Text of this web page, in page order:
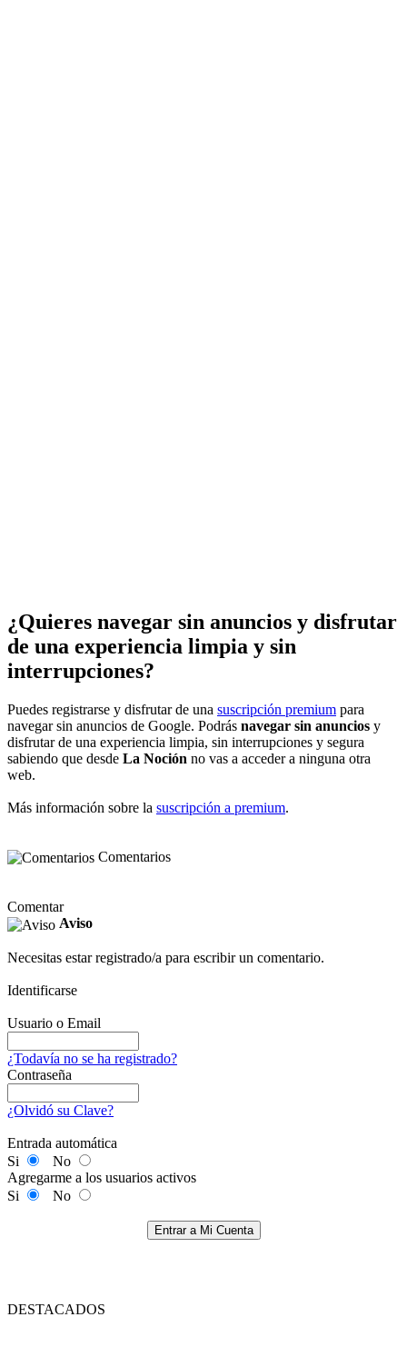
¿Quieres navegar sin anuncios y disfrutar
de una experiencia limpia y sin
interrupciones?
Puedes registrarse y disfrutar de una suscripción premium para
navegar sin anuncios de Google. Podrás navegar sin anuncios y
disfrutar de una experiencia limpia, sin interrupciones y segura
sabiendo que desde La Noción no vas a acceder a ninguna otra
web.
Más información sobre la suscripción a premium.
Comentarios
Comentar
Aviso
Necesitas estar registrado/a para escribir un comentario.
Identificarse
Usuario o Email
¿Todavía no se ha registrado?
Contraseña
¿Olvidó su Clave?
Entrada automática
Si
No
Agregarme a los usuarios activos
Si
No
Entrar a Mi Cuenta
DESTACADOS